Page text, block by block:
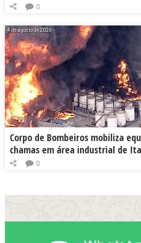
0
4 de agosto de 2026
Corpo de Bombeiros mobiliza
chamas em área industrial de
0